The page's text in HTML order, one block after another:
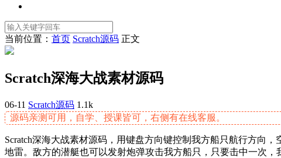
当前位置： 首页 Scratch源码 正文
Scratch深海大战素材源码
06-11 Scratch源码 1.1k
源码亲测可用，自学、授课皆可，右侧有在线客服。
Scratch深海大战素材源码，用键盘方向键控制我方船只航行方向
地雷。敌方的潜艇也可以发射炮弹攻击我方船只，只要击中一次，